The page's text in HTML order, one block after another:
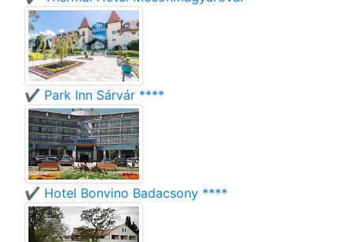
✔️ Park Inn Sárvár ****
✔️ Hotel Bonvino Badacsony ****